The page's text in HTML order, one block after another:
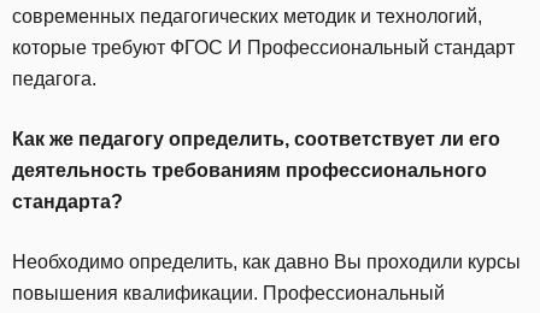
современных педагогических методик и технологий,
которые требуют ФГОС И Профессиональный стандарт
педагога.
Как же педагогу определить, соответствует ли его
деятельность требованиям профессионального
стандарта?
Необходимо определить, как давно Вы проходили курсы
повышения квалификации. Профессиональный